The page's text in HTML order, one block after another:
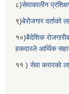
८)सेवाकालीन
९)बेरोजगार दर्ताको
१०)बैदेशिक
हकदारले आर्थिक
११ ) सेवा करारको